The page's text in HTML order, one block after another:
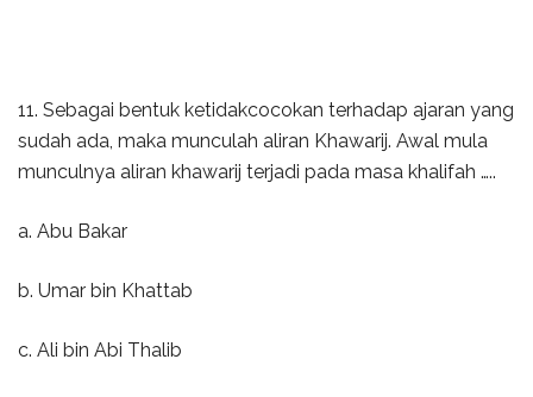
11. Sebagai bentuk ketidakcocokan terhadap ajaran yang
sudah ada, maka munculah aliran Khawarij. Awal mula
munculnya aliran khawarij terjadi pada masa khalifah …..
a. Abu Bakar
b. Umar bin Khattab
c. Ali bin Abi Thalib